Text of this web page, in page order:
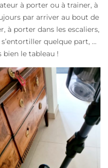
à porter ou à trainer, à
par arriver au bout de
à porter dans les escaliers,
quelque part, …
bien le tableau !